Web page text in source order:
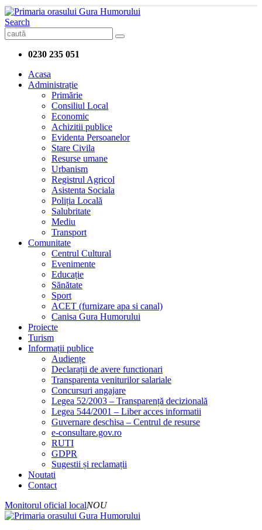
Search
0230 235 051
Acasa
Administrație
Primărie
Consiliul Local
Economic
Achizitii publice
Evidenta Persoanelor
Stare Civila
Resurse umane
Urbanism
Registrul Agricol
Asistenta Sociala
Poliția Locală
Salubritate
Mediu
Transport
Comunitate
Centrul Cultural
Evenimente
Educație
Sănătate
Sport
ACET (furnizare apa si canal)
Canisa Gura Humorului
Proiecte
Turism
Informații publice
Audiențe
Declarații de avere functionari
Transparenta veniturilor salariale
Concursuri angajare
Legea 52/2003 – Transparență decizională
Legea 544/2001 – Liber acces informatii
Guvernare deschisa – Centrul de resurse
e-consultare.gov.ro
RUTI
GDPR
Sugestii și reclamații
Noutati
Contact
Monitorul oficial localNOU